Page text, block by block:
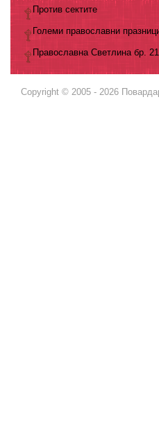
Против сектите
Големи православни
Православна Светлина бр. 21
Copyright © 2005 - 2026